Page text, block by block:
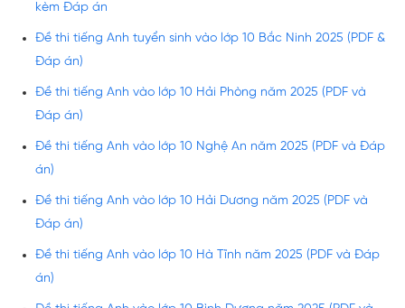
kèm Đáp án
Đề thi tiếng Anh tuyển sinh vào lớp 10 Bắc Ninh 2025 (PDF &
Đáp án)
Đề thi tiếng Anh vào lớp 10 Hải Phòng năm 2025 (PDF và
Đáp án)
Đề thi tiếng Anh vào lớp 10 Nghệ An năm 2025 (PDF và Đáp
án)
Đề thi tiếng Anh vào lớp 10 Hải Dương năm 2025 (PDF và
Đáp án)
Đề thi tiếng Anh vào lớp 10 Hà Tĩnh năm 2025 (PDF và Đáp
án)